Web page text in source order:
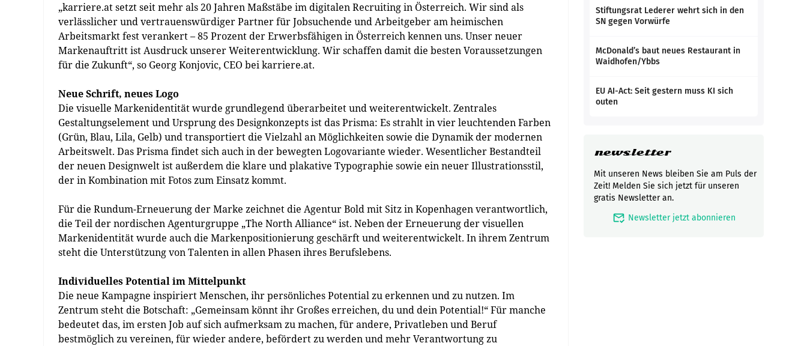
„karriere.at setzt seit mehr als 20 Jahren Maßstäbe im digitalen Recruiting in Österreich. Wir sind als
verlässlicher und vertrauenswürdiger Partner für Jobsuchende und Arbeitgeber am heimischen
Arbeitsmarkt fest verankert – 85 Prozent der Erwerbsfähigen in Österreich kennen uns. Unser neuer
Markenauftritt ist Ausdruck unserer Weiterentwicklung. Wir schaffen damit die besten Voraussetzungen
für die Zukunft“, so Georg Konjovic, CEO bei karriere.at.
Neue Schrift, neues Logo
Die visuelle Markenidentität wurde grundlegend überarbeitet und weiterentwickelt. Zentrales
Gestaltungselement und Ursprung des Designkonzepts ist das Prisma: Es strahlt in vier leuchtenden Farben
(Grün, Blau, Lila, Gelb) und transportiert die Vielzahl an Möglichkeiten sowie die Dynamik der modernen
Arbeitswelt. Das Prisma findet sich auch in der bewegten Logovariante wieder. Wesentlicher Bestandteil
der neuen Designwelt ist außerdem die klare und plakative Typographie sowie ein neuer Illustrationsstil,
der in Kombination mit Fotos zum Einsatz kommt.
Für die Rundum-Erneuerung der Marke zeichnet die Agentur Bold mit Sitz in Kopenhagen verantwortlich,
die Teil der nordischen Agenturgruppe „The North Alliance“ ist. Neben der Erneuerung der visuellen
Markenidentität wurde auch die Markenpositionierung geschärft und weiterentwickelt. In ihrem Zentrum
steht die Unterstützung von Talenten in allen Phasen ihres Berufslebens.
Individuelles Potential im Mittelpunkt
Die neue Kampagne inspiriert Menschen, ihr persönliches Potential zu erkennen und zu nutzen. Im
Zentrum steht die Botschaft: „Gemeinsam könnt ihr Großes erreichen, du und dein Potential!“ Für manche
bedeutet das, im ersten Job auf sich aufmerksam zu machen, für andere, Privatleben und Beruf
bestmöglich zu vereinen, für wieder andere, befördert zu werden und mehr Verantwortung zu
Stiftungsrat Lederer wehrt sich in den
SN gegen Vorwürfe
McDonald’s baut neues Restaurant in
Waidhofen/Ybbs
EU AI-Act: Seit gestern muss KI sich
outen
newsletter
Mit unseren News bleiben Sie am Puls der
Zeit! Melden Sie sich jetzt für unseren
gratis Newsletter an.
mark_email_read Newsletter jetzt abonnieren